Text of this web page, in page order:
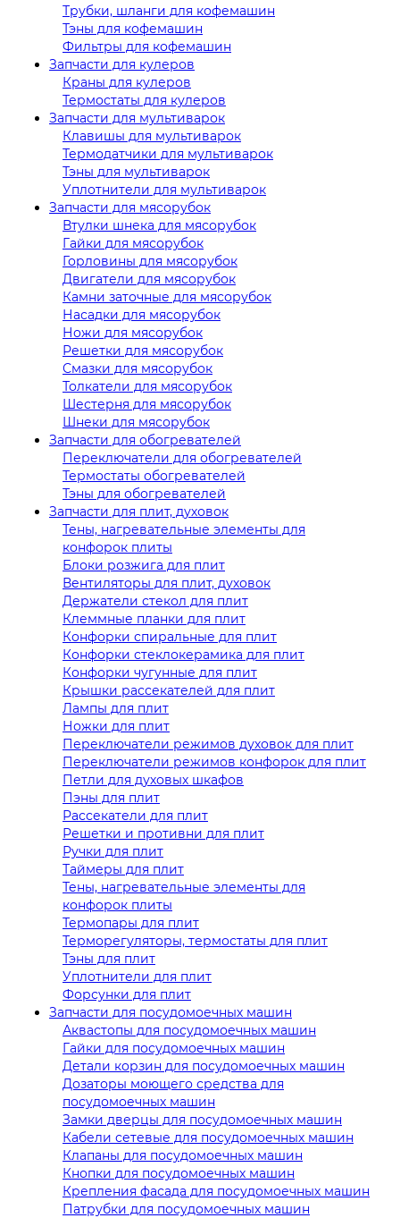
Трубки, шланги для кофемашин
Тэны для кофемашин
Фильтры для кофемашин
Запчасти для кулеров
Краны для кулеров
Термостаты для кулеров
Запчасти для мультиварок
Клавишы для мультиварок
Термодатчики для мультиварок
Тэны для мультиварок
Уплотнители для мультиварок
Запчасти для мясорубок
Втулки шнека для мясорубок
Гайки для мясорубок
Горловины для мясорубок
Двигатели для мясорубок
Камни заточные для мясорубок
Насадки для мясорубок
Ножи для мясорубок
Решетки для мясорубок
Смазки для мясорубок
Толкатели для мясорубок
Шестерня для мясорубок
Шнеки для мясорубок
Запчасти для обогревателей
Переключатели для обогревателей
Термостаты обогревателей
Тэны для обогревателей
Запчасти для плит, духовок
Тены, нагревательные элементы для
конфорок плиты
Блоки розжига для плит
Вентиляторы для плит, духовок
Держатели стекол для плит
Клеммные планки для плит
Конфорки спиральные для плит
Конфорки стеклокерамика для плит
Конфорки чугунные для плит
Крышки рассекателей для плит
Лампы для плит
Ножки для плит
Переключатели режимов духовок для плит
Переключатели режимов конфорок для плит
Петли для духовых шкафов
Пэны для плит
Рассекатели для плит
Решетки и противни для плит
Ручки для плит
Таймеры для плит
Тены, нагревательные элементы для
конфорок плиты
Термопары для плит
Терморегуляторы, термостаты для плит
Тэны для плит
Уплотнители для плит
Форсунки для плит
Запчасти для посудомоечных машин
Аквастопы для посудомоечных машин
Гайки для посудомоечных машин
Детали корзин для посудомоечных машин
Дозаторы моющего средства для
посудомоечных машин
Замки дверцы для посудомоечных машин
Кабели сетевые для посудомоечных машин
Клапаны для посудомоечных машин
Кнопки для посудомоечных машин
Крепления фасада для посудомоечных машин
Патрубки для посудомоечных машин